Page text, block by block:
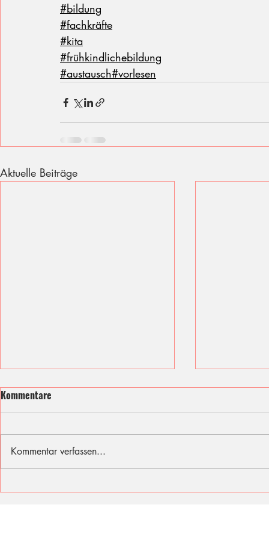
#bildung
#fachkräfte
#kita
#frühkindlichebildung
#austausch#vorlesen
Aktuelle Beiträge
Ich fühle mit den Opfern des
Sommer,
Kommentare
Kommentar verfassen...